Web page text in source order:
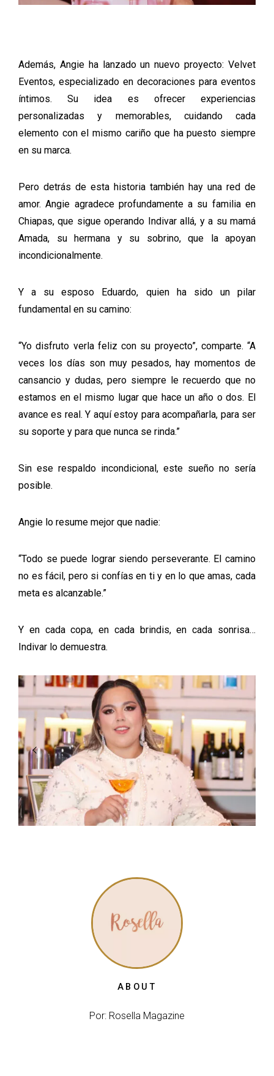
Además, Angie ha lanzado un nuevo proyecto: Velvet
Eventos, especializado en decoraciones para eventos
íntimos. Su idea es ofrecer experiencias
personalizadas y memorables, cuidando cada
elemento con el mismo cariño que ha puesto siempre
en su marca.
Pero detrás de esta historia también hay una red de
amor. Angie agradece profundamente a su familia en
Chiapas, que sigue operando Indivar allá, y a su mamá
Amada, su hermana y su sobrino, que la apoyan
incondicionalmente.
Y a su esposo Eduardo, quien ha sido un pilar
fundamental en su camino:
“Yo disfruto verla feliz con su proyecto”, comparte. “A
veces los días son muy pesados, hay momentos de
cansancio y dudas, pero siempre le recuerdo que no
estamos en el mismo lugar que hace un año o dos. El
avance es real. Y aquí estoy para acompañarla, para ser
su soporte y para que nunca se rinda.”
Sin ese respaldo incondicional, este sueño no sería
posible.
Angie lo resume mejor que nadie:
“Todo se puede lograr siendo perseverante. El camino
no es fácil, pero si confías en ti y en lo que amas, cada
meta es alcanzable.”
Y en cada copa, en cada brindis, en cada sonrisa…
Indivar lo demuestra.
ABOUT
Por: Rosella Magazine